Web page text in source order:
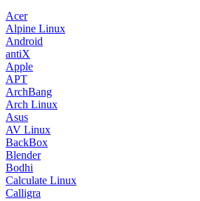
Acer
Alpine Linux
Android
antiX
Apple
APT
ArchBang
Arch Linux
Asus
AV Linux
BackBox
Blender
Bodhi
Calculate Linux
Calligra